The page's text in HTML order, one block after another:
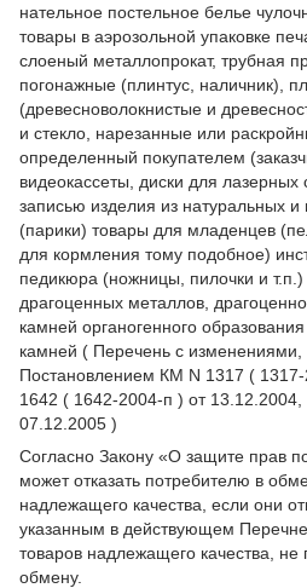
нательное постельное белье
товары в аэрозольной упаковке
слоеный металлопрокат, трубная
погонажные (плинтус, наличник),
(древесноволокнистые и
и стекло, нарезанные или
определенный покупателем
видеокассеты, диски для лазерных
записью изделия из натуральных и
(парики) товары для младенцев
для кормления тому подобное)
педикюра (ножницы, пилочки и
драгоценных металлов,
камней органогенного
камней ( Перечень с
Постановлением КМ N 1317 (
1642 ( 1642-2004-п ) от
07.12.2005 )
Согласно Закону «О защите прав
может отказать потребителю в
надлежащего качества, если они
указанным в действующем
товаров надлежащего качества,
обмену.